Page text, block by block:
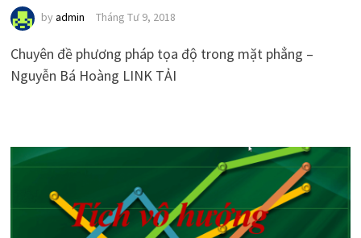
by admin Tháng Tư 9, 2018
Chuyên đề phương pháp tọa độ trong mặt phẳng –
Nguyễn Bá Hoàng LINK TẢI